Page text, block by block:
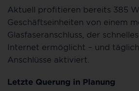
Aktuell profitieren bereits 385
Geschäftseinheiten von einem
Glasfaseranschluss, der
Internet ermöglicht – und
Anschlüsse aktiviert.
Letzte Querung in Planung